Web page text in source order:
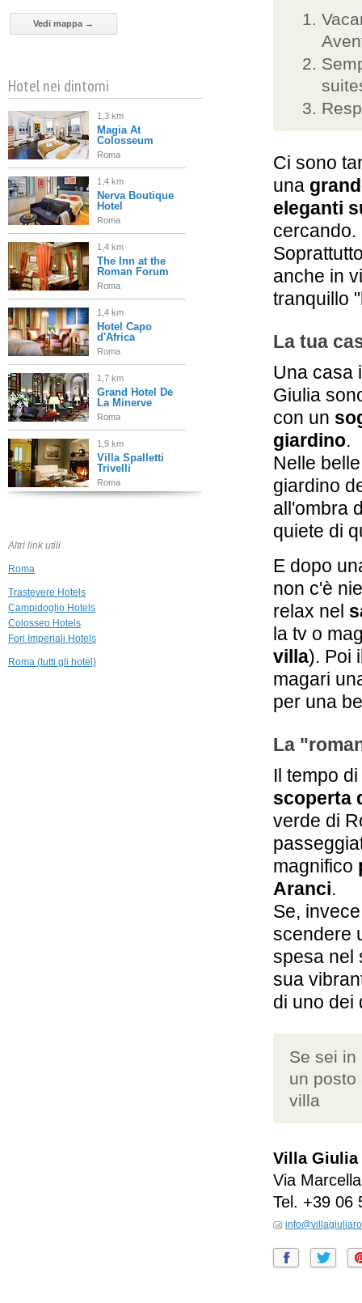
Ci sono
una
eleganti
cercando.
anche in
tranquillo
La tua
Una casa
Giulia
con un
giardino.
Nelle
giardino
all'ombra
quiete di
E dopo
non c'è
relax nel
la tv o
villa). Poi
magari
per una
La
Il tempo
scoperta
verde di
magnifico
Aranci.
Se,
scendere
spesa nel
sua
di uno dei
Se sei in
un posto
villa
Villa Giulia
Via
Tel. +39 06
Vedi mappa →
Hotel nei dintorni
1,3 km
Magia At
Colosseum
Roma
1,4 km
Nerva Boutique
Hotel
Roma
1,4 km
The Inn at the
Roman Forum
Roma
1,4 km
Hotel Capo
d'Africa
Roma
1,7 km
Grand Hotel De
La Minerve
Roma
1,9 km
Villa Spalletti
Trivelli
Roma
Altri link utili
Roma
Trastevere Hotels
Campidoglio Hotels
Colosseo Hotels
Fori Imperiali Hotels
Roma (tutti gli hotel)